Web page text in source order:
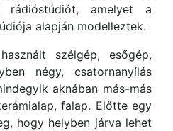
amelyet a
alapján modelleztek.
szélgép, esőgép,
négy, csatornanyílás
aknában más-más
falap. Előtte egy
hogy helyben járva lehet